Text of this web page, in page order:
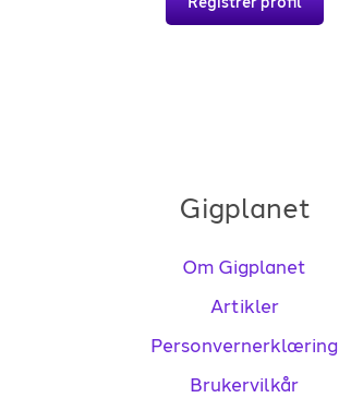
Gigplanet
Om Gigplanet
Artikler
Personvernerklæring
Brukervilkår